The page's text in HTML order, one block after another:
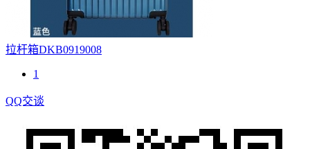
拉杆箱DKB0919008
1
QQ交谈